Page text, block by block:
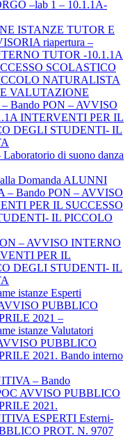
–lab 1 – 10.1.1A-
ISTANZE TUTOR E
riapertura –
TUTOR -10.1.1A
SCOLASTICO
NATURALISTA
VALUTAZIONE
Bando PON – AVVISO
INTERVENTI PER IL
DEGLI STUDENTI- IL
di suono danza
alla Domanda ALUNNI
Bando PON – AVVISO
PER IL SUCCESSO
IL PICCOLO
– AVVISO INTERNO
PER IL
DEGLI STUDENTI- IL
istanze Esperti
PUBBLICO
2021 –
istanze Valutatori
PUBBLICO
2021. Bando interno
– Bando
AVVISO PUBBLICO
2021.
ESPERTI Esterni-
PROT. N. 9707